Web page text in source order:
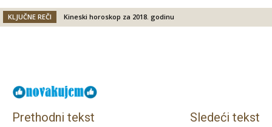
KLJUČNE REČI Kineski horoskop za 2018. godinu
Prethodni tekst Sledeći tekst